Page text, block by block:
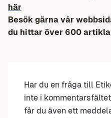
här
Besök gärna vår
du hittar över 600
Har du en fråga till
inte i
får du även ett